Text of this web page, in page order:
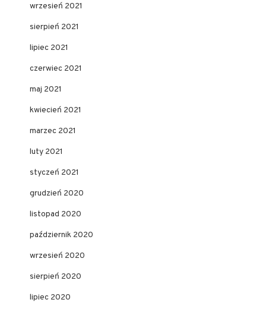
wrzesień 2021
sierpień 2021
lipiec 2021
czerwiec 2021
maj 2021
kwiecień 2021
marzec 2021
luty 2021
styczeń 2021
grudzień 2020
listopad 2020
październik 2020
wrzesień 2020
sierpień 2020
lipiec 2020